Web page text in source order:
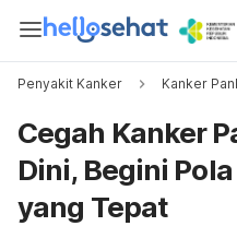
Penyakit Kanker Kanker
Cegah Kanker
Dini, Begini
yang Tepat